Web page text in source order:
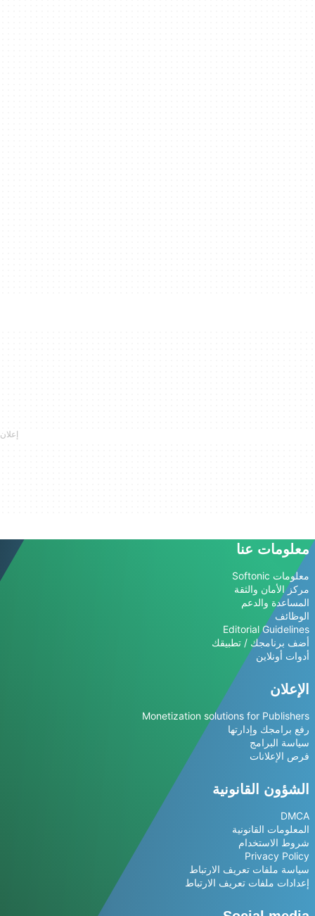
معلومات عنا
معلومات Softonic
مركز الأمان والثقة
المساعدة والدعم
الوظائف
Editorial Guidelines
أضف برنامجك / تطبيقك
أدوات أونلاين
الإعلان
Monetization solutions for Publishers
رفع برامجك وإدارتها
سياسة البرامج
فرص الإعلانات
الشؤون القانونية
DMCA
المعلومات القانونية
شروط الاستخدام
Privacy Policy
سياسة ملفات تعريف الارتباط
إعدادات ملفات تعريف الارتباط